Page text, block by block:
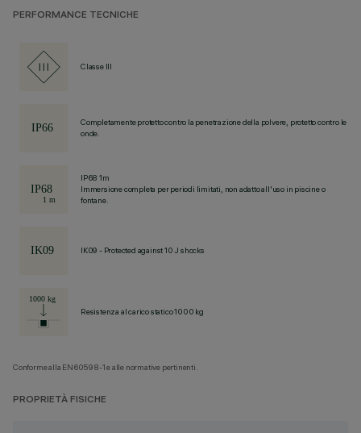
PERFORMANCE TECNICHE
Classe III
Completamente protetto contro la penetrazione della polvere, protetto contro le
onde.
IP68 1m
Immersione completa per periodi limitati, non adatto all'uso in piscine o
fontane.
IK09 - Protected against 10 J shocks
Resistenza al carico statico 1000 kg
Conforme alla EN60598-1 e alle normative pertinenti.
PROPRIETÀ FISICHE